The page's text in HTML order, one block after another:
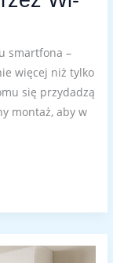
smartfona –
więcej niż tylko
się przydadzą
montaż, aby w